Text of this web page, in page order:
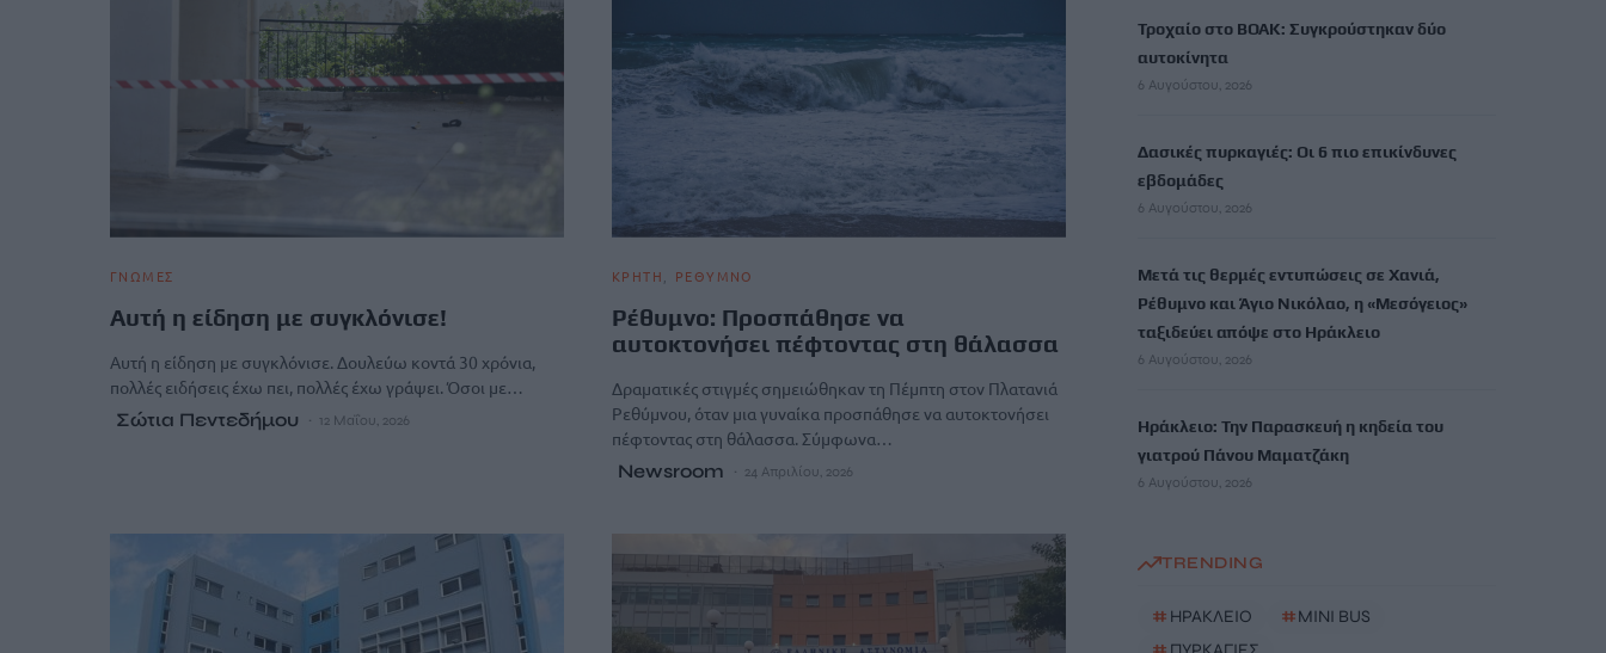
ΓΝΩΜΕΣ
Αυτή η είδηση με συγκλόνισε!
Αυτή η είδηση με συγκλόνισε. Δουλεύω κοντά 30 χρόνια,
πολλές ειδήσεις έχω πει, πολλές έχω γράψει. Όσοι με…
Σώτια Πεντεδήμου 12 Μαΐου, 2026
ΚΡΗΤΗ ΡΕΘΥΜΝΟ
Ρέθυμνο: Προσπάθησε να
αυτοκτονήσει πέφτοντας στη θάλασσα
Δραματικές στιγμές σημειώθηκαν τη Πέμπτη στον Πλατανιά
Ρεθύμνου, όταν μια γυναίκα προσπάθησε να αυτοκτονήσει
πέφτοντας στη θάλασσα. Σύμφωνα…
Newsroom 24 Απριλίου, 2026
Τροχαίο στο ΒΟΑΚ: Συγκρούστηκαν δύο
αυτοκίνητα
6 Αυγούστου, 2026
Δασικές πυρκαγιές: Οι 6 πιο επικίνδυνες
εβδομάδες
6 Αυγούστου, 2026
Μετά τις θερμές εντυπώσεις σε Χανιά,
Ρέθυμνο και Άγιο Νικόλαο, η «Μεσόγειος»
ταξιδεύει απόψε στο Ηράκλειο
6 Αυγούστου, 2026
Ηράκλειο: Την Παρασκευή η κηδεία του
γιατρού Πάνου Μαματζάκη
6 Αυγούστου, 2026
TRENDING
# ΗΡΑΚΛΕΙΟ #MINI BUS